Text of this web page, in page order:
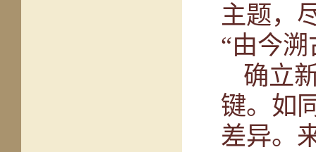
主题，
“由今
确立
键。如
差异。